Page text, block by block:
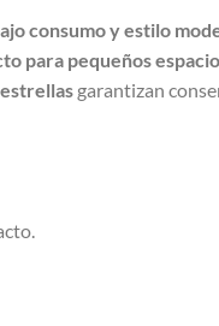
consumo y estilo
para pequeños
garantizan